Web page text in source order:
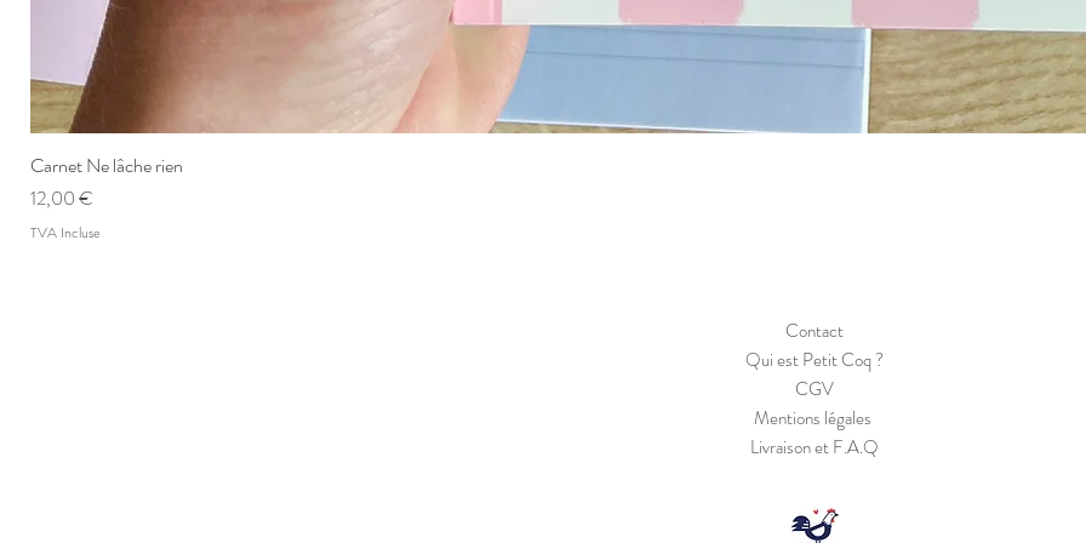
Carnet Ne lâche rien
Prix
12,00 €
TVA Incluse
Contact
Qui est Petit Coq ?
CGV
Mentions légales
Livraison et F.A.Q